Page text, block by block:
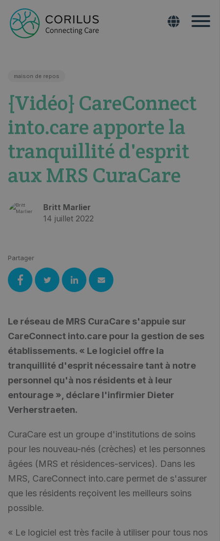
maison de repos
{Vidéo} CareConnect
into.care apporte la
tranquillité d'esprit
aux MRS CuraCare
Britt Marlier
14 juillet 2022
Partager
Le réseau de MRS CuraCare s'appuie sur
CareConnect into.care pour la gestion de ses
établissements. « Le logiciel offre la
tranquillité d'esprit nécessaire tant à notre
personnel qu'à nos résidents et à leur
entourage », déclare l'infirmier Dieter
Verherstraeten.
CuraCare est un groupe d'institutions de soins
pour les nouveau-nés (crèches) et les personnes
âgées (MRS et résidences-services). Dans les
MRS, CareConnect into.care permet de s'assurer
que les résidents reçoivent les meilleurs soins
possible.
« Le logiciel est très facile à utiliser pour tous nos